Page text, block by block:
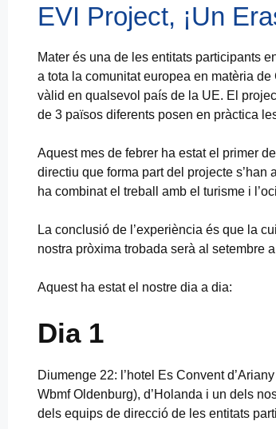
EVI Project, ¡Un
Mater és una de les entitats participants
a tota la comunitat europea en matèria
vàlid en qualsevol país de la UE. El
de 3 països diferents posen en pràctica
Aquest mes de febrer ha estat el primer
directiu que forma part del projecte s’han
ha combinat el treball amb el turisme i
La conclusió de l’experiència és que la
nostra pròxima trobada serà al setembre
Aquest ha estat el nostre dia a dia:
Dia 1
Diumenge 22: l’hotel Es Convent
Wbmf Oldenburg), d’Holanda i un dels
dels equips de direcció de les entitats